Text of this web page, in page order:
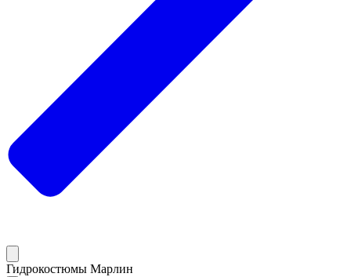
Гидрокостюмы Марлин